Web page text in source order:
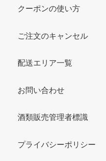
クーポンの使い方
ご注文のキャンセル
配送エリア一覧
お問い合わせ
酒類販売管理者標識
プライバシーポリシー